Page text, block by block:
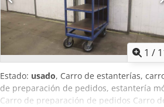
1 /
Estado: usado, Carro de estanterías,
de preparación de pedidos, estantería
Carro de preparación de pedidos Carro